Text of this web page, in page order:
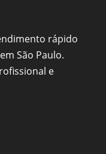
rápido
São Paulo.
e